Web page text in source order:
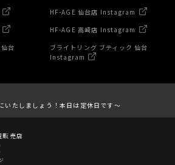
台
HF-AGE 仙台店 Instagram
HF-AGE 高崎店 Instagram
ブライトリング ブティック 仙台
Instagram
いたしましょう！本日は定休日です～
販売店